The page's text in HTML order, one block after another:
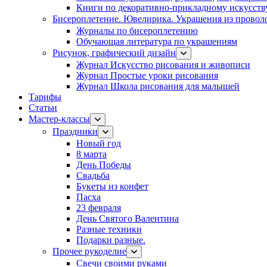
Книги по декоративно-прикладному
Бисероплетение. Ювелирика. Украшения из
Журналы по бисероплетению
Обучающая литература по украшениям
Рисунок, графический дизайн
Журнал Искусство рисования и живописи
Журнал Простые уроки рисования
Журнал Школа рисования для малышей
Тарифы
Статьи
Мастер-классы
Праздники
Новый год
8 марта
День Победы
Свадьба
Букеты из конфет
Пасха
23 февраля
День Святого Валентина
Разные техники
Подарки разные.
Прочее рукоделие
Свечи своими руками